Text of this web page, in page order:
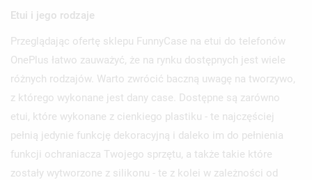
Etui i jego rodzaje
Przeglądając ofertę sklepu FunnyCase na etui do telefonów
OnePlus łatwo zauważyć, że na rynku dostępnych jest wiele
różnych rodzajów. Warto zwrócić baczną uwagę na tworzywo,
z którego wykonane jest dany case. Dostępne są zarówno
etui, które wykonane z cienkiego plastiku - te najczęściej
pełnią jedynie funkcję dekoracyjną i daleko im do pełnienia
funkcji ochraniacza Twojego sprzętu, a także takie które
zostały wytworzone z silikonu - te z kolei w zależności od